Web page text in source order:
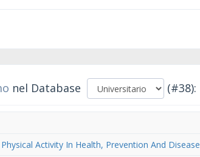
nel Database (#38):
Activity In Health, Prevention And Disease